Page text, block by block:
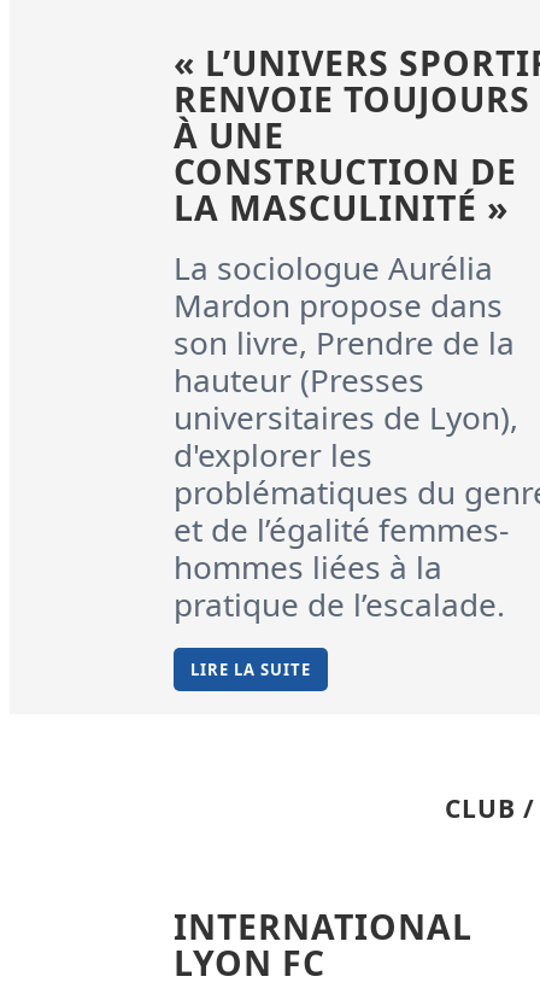
« L’UNIVERS
RENVOIE TOUJOURS
À UNE
CONSTRUCTION DE
LA MASCULINITÉ »
La sociologue Aurélia
Mardon propose dans
son livre, Prendre de la
hauteur (Presses
universitaires de Lyon),
d'explorer les
problématiques du
et de l’égalité femmes-
hommes liées à la
pratique de l’escalade.
LIRE LA SUITE
CLUB
INTERNATIONAL
LYON FC